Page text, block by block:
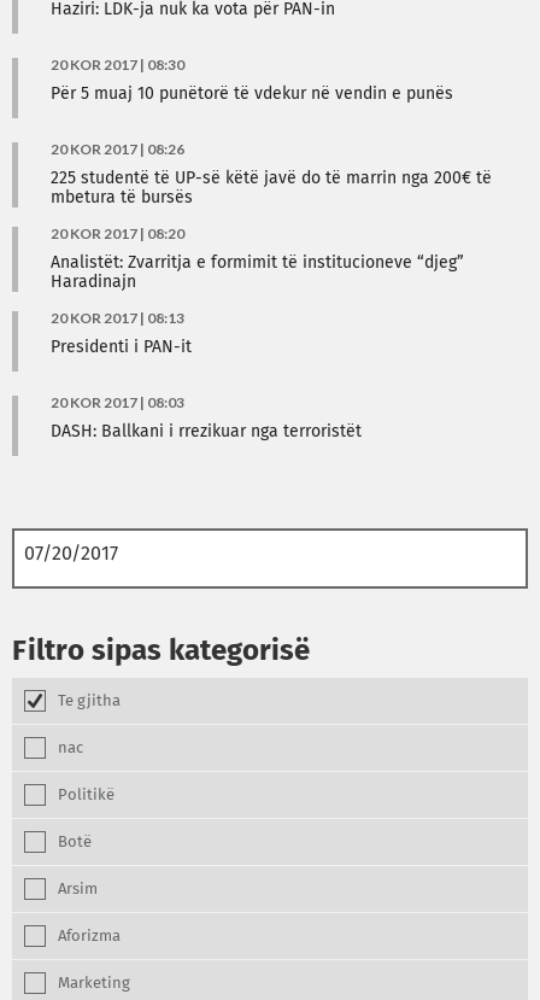
Haziri: LDK-ja nuk ka vota për PAN-in
20 KOR 2017 | 08:30
Për 5 muaj 10 punëtorë të vdekur në vendin e punës
20 KOR 2017 | 08:26
225 studentë të UP-së këtë javë do të marrin nga 200€ të
mbetura të bursës
20 KOR 2017 | 08:20
Analistët: Zvarritja e formimit të institucioneve “djeg”
Haradinajn
20 KOR 2017 | 08:13
Presidenti i PAN-it
20 KOR 2017 | 08:03
DASH: Ballkani i rrezikuar nga terroristët
Filtro sipas kategorisë
Te gjitha
nac
Politikë
Botë
Arsim
Aforizma
Marketing